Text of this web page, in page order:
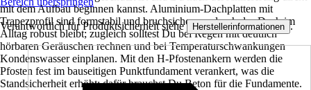
mit dem Aufbau beginnen kannst. Aluminium-Dachplatten mit
Trapezprofil sind formstabil und bruchsicher, wodurch das Dach im
Alltag robust bleibt; zugleich solltest Du bei Regen mit deutlich
hörbaren Geräuschen rechnen und bei Temperaturschwankungen
Kondenswasser einplanen. Mit den H-Pfostenankern werden die
Pfosten fest im bauseitigen Punktfundament verankert, was die
Standsicherheit erhöht; dafür brauchst Du Beton für die Fundamente.
Verantwortlich für Produktsicherheit siehe Herstellerinformationen .